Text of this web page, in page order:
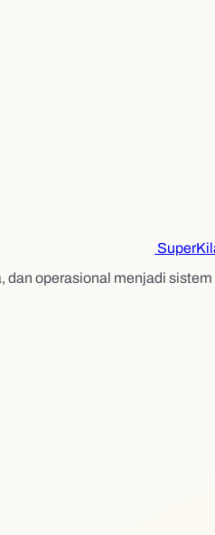
Super
operasional menjadi